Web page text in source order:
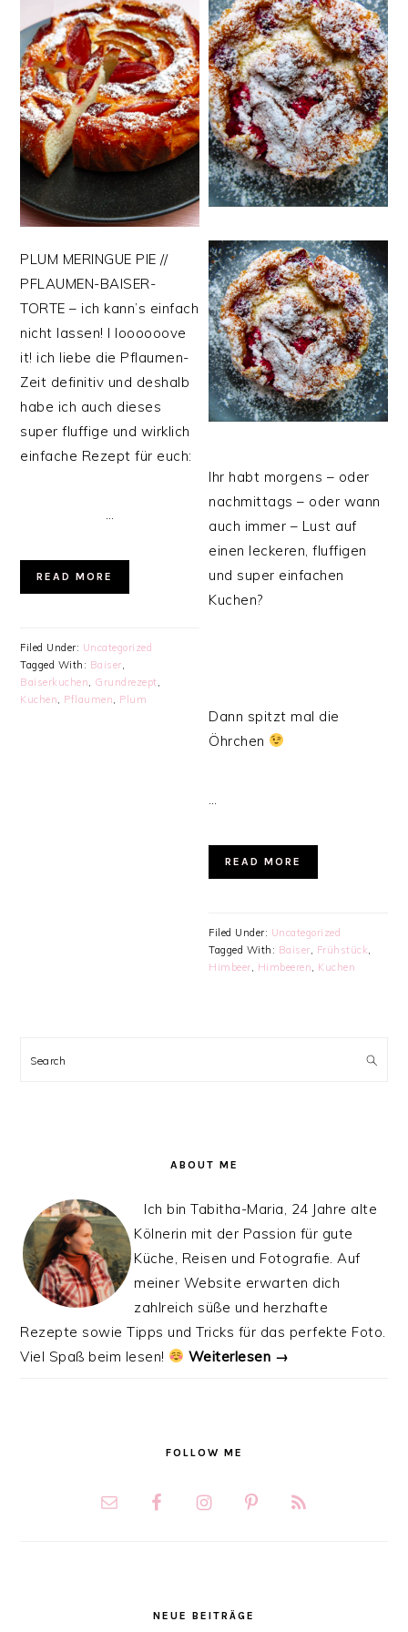
PLUM MERINGUE PIE //
PFLAUMEN-BAISER-
TORTE – ich kann’s einfach
nicht lassen! I loooooove
it! ich liebe die Pflaumen-
Zeit definitiv und deshalb
habe ich auch dieses
super fluffige und wirklich
einfache Rezept für euch:
…
READ MORE
Filed Under: Uncategorized
Tagged With: Baiser,
Baiserkuchen, Grundrezept,
Kuchen, Pflaumen, Plum
Ihr habt morgens – oder
nachmittags – oder wann
auch immer – Lust auf
einen leckeren, fluffigen
und super einfachen
Kuchen?
Dann spitzt mal die
Öhrchen
READ MORE
Filed Under: Uncategorized
Tagged With: Baiser Frühstück
Himbeer
Himbeeren Kuchen
SIDEBAR
Search
ABOUT ME
Ich bin Tabitha-Maria, 24 Jahre alte
Kölnerin mit der Passion für gute
Küche, Reisen und Fotografie. Auf
meiner Website erwarten dich
zahlreich süße und herzhafte
Rezepte sowie Tipps und Tricks für das perfekte Foto.
Viel Spaß beim lesen!
Weiterlesen →
FOLLOW ME
NEUE BEITRÄGE